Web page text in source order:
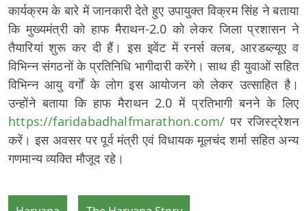
कार्यक्रम के बारे में जानकारी देते हुए उपायुक्त विक्रम सिंह ने बताया
कि मुख्यमंत्री को हाफ मैराथन-2.0 को लेकर जिला प्रशासन ने
तैयारियां शुरू कर दी हैं। इस इवेंट में रनर्स क्लब, आरडब्ल्यूए व
विभिन्न संगठनों के प्रतिनिधि भागीदारी करेंगे। साथ ही युवाओं सहित
विभिन्न आयु वर्गों के लोग इस आयोजन को लेकर उत्साहित है।
उन्होंने बताया कि हाफ मैराथन 2.0 में प्रतिभागी बनने के लिए
https://faridabadhalfmarathon.com/ पर रजिस्ट्रेशन
करें। इस अवसर पर पूर्व मंत्री एवं विधायक मूलचंद शर्मा सहित अन्य
गणमान्य व्यक्ति मौजूद रहे।